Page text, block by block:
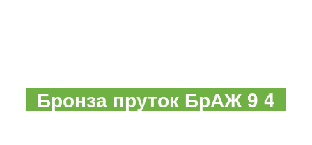
Бронза пруток БрАЖ 9 4